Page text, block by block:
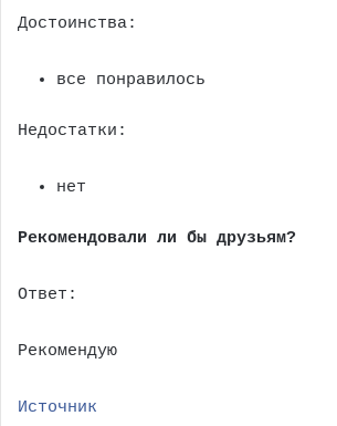
Достоинства:
все понравилось
Недостатки:
нет
Рекомендовали ли бы друзьям?
Ответ:
Рекомендую
Источник